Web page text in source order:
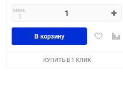
мин.
1
В корзину
КУПИТЬ В 1 КЛИК